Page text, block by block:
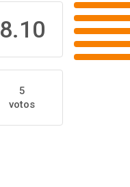
8.10
5
votos